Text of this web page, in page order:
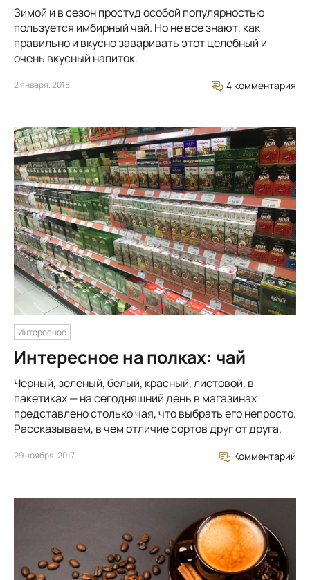
Зимой и в сезон простуд особой популярностью
пользуется имбирный чай. Но не все знают, как
правильно и вкусно заваривать этот целебный и
очень вкусный напиток.
2 января, 2018 4 комментария
Интересное
Интересное на полках: чай
Черный, зеленый, белый, красный, листовой, в
пакетиках — на сегодняшний день в магазинах
представлено столько чая, что выбрать его непросто.
Рассказываем, в чем отличие сортов друг от друга.
29 ноября, 2017 Комментарий